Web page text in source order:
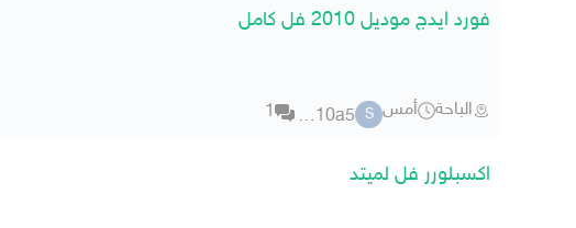
فورد ايدج موديل 2010 فل كامل
الباحة أمس S
sd10a5
1
اكسبلورر فل لميتد